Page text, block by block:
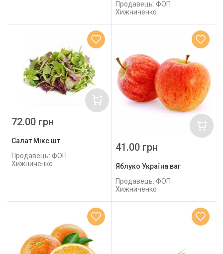
Продавець: ФОП
Хижниченко
Салат Мікс шт
Продавець: ФОП
Хижниченко
72.00 грн
Яблуко Україна ваг
Продавець: ФОП
Хижниченко
41.00 грн